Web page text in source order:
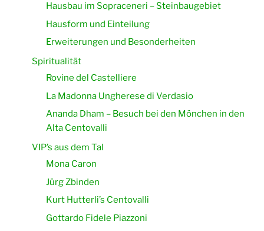
Hausbau im Sopraceneri – Steinbaugebiet
Hausform und Einteilung
Erweiterungen und Besonderheiten
Spiritualität
Rovine del Castelliere
La Madonna Ungherese di Verdasio
Ananda Dham – Besuch bei den Mönchen in den
Alta Centovalli
VIP’s aus dem Tal
Mona Caron
Jürg Zbinden
Kurt Hutterli’s Centovalli
Gottardo Fidele Piazzoni